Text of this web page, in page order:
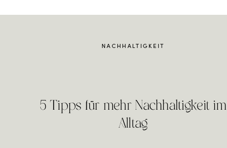
NACHHALTIGKEIT
5 Tipps für mehr Nachhaltigkeit im
Alltag